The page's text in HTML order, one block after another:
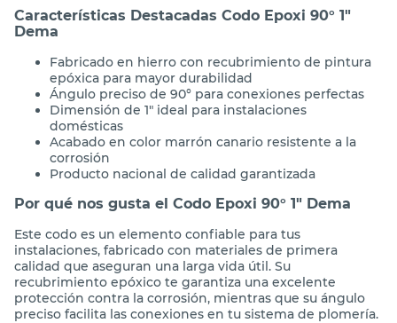
Características Destacadas Codo Epoxi 90° 1"
Dema
Fabricado en hierro con recubrimiento de pintura
epóxica para mayor durabilidad
Ángulo preciso de 90° para conexiones perfectas
Dimensión de 1" ideal para instalaciones
domésticas
Acabado en color marrón canario resistente a la
corrosión
Producto nacional de calidad garantizada
Por qué nos gusta el Codo Epoxi 90° 1" Dema
Este codo es un elemento confiable para tus
instalaciones, fabricado con materiales de primera
calidad que aseguran una larga vida útil. Su
recubrimiento epóxico te garantiza una excelente
protección contra la corrosión, mientras que su ángulo
preciso facilita las conexiones en tu sistema de plomería.